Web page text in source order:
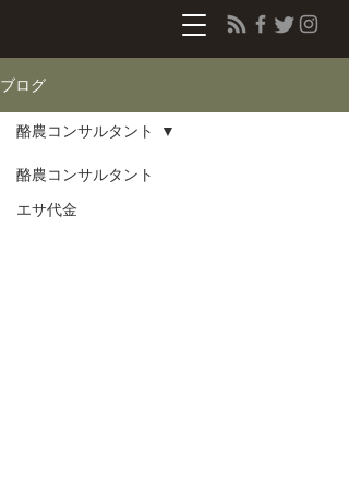
ブログ
酪農コンサルタント
エサ代金
酪農コンサルタント